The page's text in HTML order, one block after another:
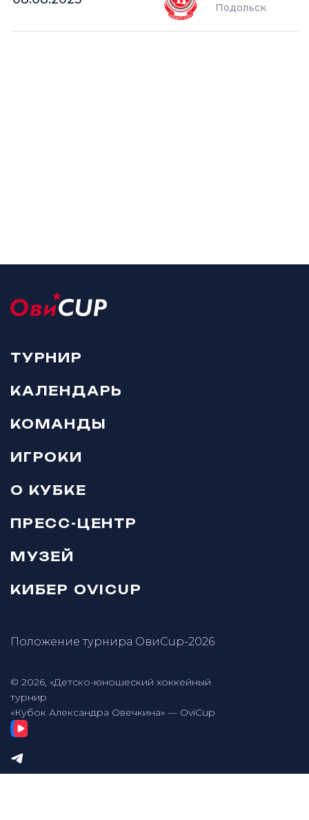
Подольск
ТУРНИР
КАЛЕНДАРЬ
КОМАНДЫ
ИГРОКИ
О КУБКЕ
ПРЕСС-ЦЕНТР
МУЗЕЙ
КИБЕР OVICUP
Положение турнира ОвиCup-2026
© 2026, «Детско-юношеский хоккейный
турнир
«Кубок Александра Овечкина» — OviCup